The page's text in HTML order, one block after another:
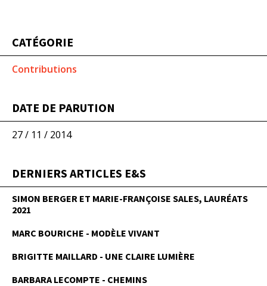
CATÉGORIE
Contributions
DATE DE PARUTION
27 / 11 / 2014
DERNIERS ARTICLES E&S
SIMON BERGER ET MARIE-FRANÇOISE SALES, LAURÉATS
2021
MARC BOURICHE - MODÈLE VIVANT
BRIGITTE MAILLARD - UNE CLAIRE LUMIÈRE
BARBARA LECOMPTE - CHEMINS